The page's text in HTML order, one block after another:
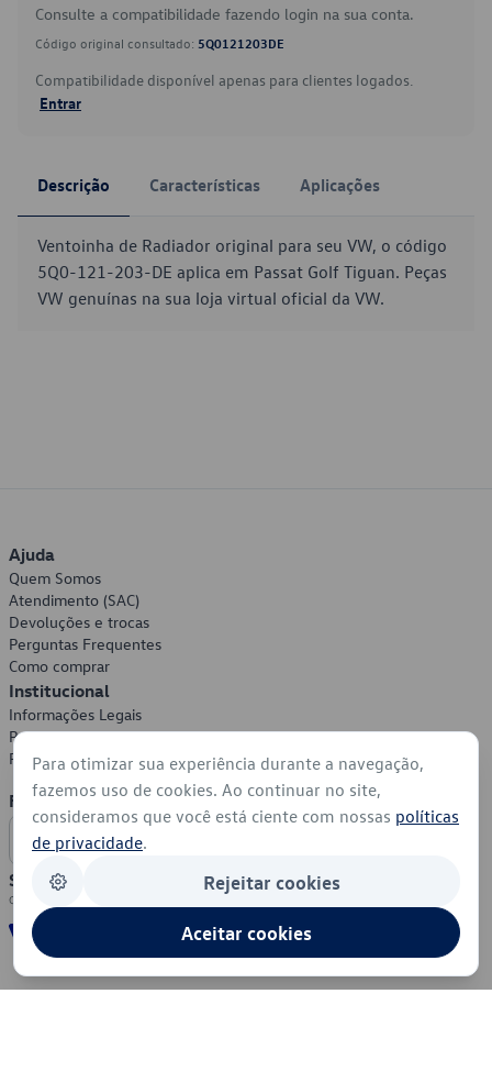
Consulte a compatibilidade fazendo login na sua conta.
Código original consultado: 5Q0121203DE
Compatibilidade disponível apenas para clientes logados.
Entrar
Descrição Características Aplicações
Ventoinha de Radiador original para seu VW, o código
5Q0-121-203-DE aplica em Passat Golf Tiguan. Peças
VW genuínas na sua loja virtual oficial da VW.
Ajuda
Quem Somos
Atendimento (SAC)
Devoluções e trocas
Perguntas Frequentes
Como comprar
Institucional
Informações Legais
Política de Privacidade
Política de Cookies
Formas de Pagamento
Segurança
Para otimizar sua experiência durante a navegação,
fazemos uso de cookies. Ao continuar no site,
consideramos que você está ciente com nossas políticas
de privacidade.
Rejeitar cookies
Aceitar cookies